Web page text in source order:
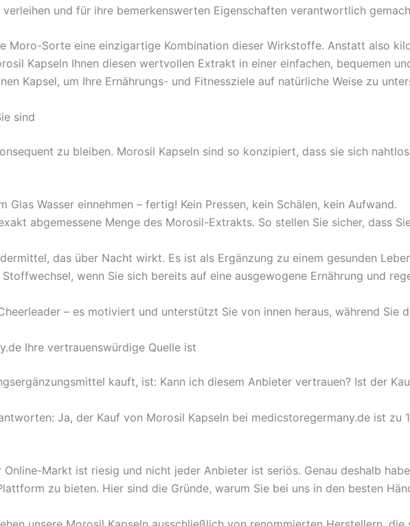
und für ihre bemerkenswerten Eigenschaften verantwortlich
Moro-Sorte eine einzigartige Kombination dieser Wirkstoffe. Anstatt also
Kapseln Ihnen diesen wertvollen Extrakt in einer einfachen, bequemen
Kapsel, um Ihre Ernährungs- und Fitnessziele auf natürliche Weise zu
sind
zu bleiben. Morosil Kapseln sind so konzipiert, dass sie sich
Glas Wasser einnehmen – fertig! Kein Pressen, kein Schälen, kein Aufwand.
abgemessene Menge des Morosil-Extrakts. So stellen Sie sicher, dass
das über Nacht wirkt. Es ist als Ergänzung zu einem gesunden
wenn Sie sich bereits auf eine ausgewogene Ernährung und
– es motiviert und unterstützt Sie von innen heraus, während Sie
Ihre vertrauenswürdige Quelle ist
kauft, ist: Kann ich diesem Anbieter vertrauen? Ist der
Ja, der Kauf von Morosil Kapseln bei medicstoregermany.de ist zu
Markt ist riesig und nicht jeder Anbieter ist seriös. Genau deshalb
zu bieten. Hier sind die Gründe, warum Sie bei uns in den besten